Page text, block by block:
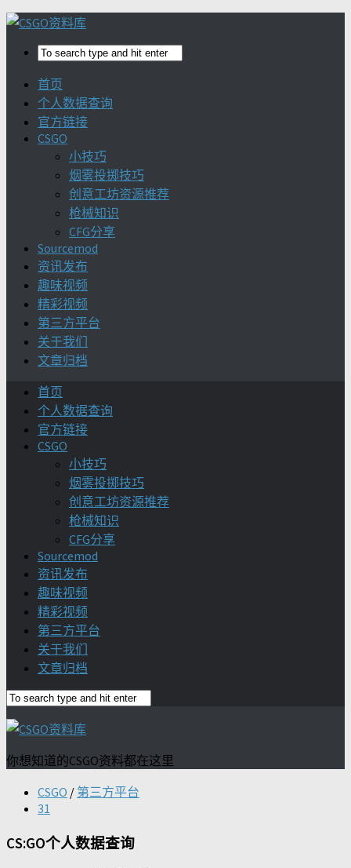
首页
个人数据查询
官方链接
CSGO
小技巧
烟雾投掷技巧
创意工坊资源推荐
枪械知识
CFG分享
Sourcemod
资讯发布
趣味视频
精彩视频
第三方平台
关于我们
文章归档
首页
个人数据查询
官方链接
CSGO
小技巧
烟雾投掷技巧
创意工坊资源推荐
枪械知识
CFG分享
Sourcemod
资讯发布
趣味视频
精彩视频
第三方平台
关于我们
文章归档
你想知道的CSGO资料都在这里
CSGO / 第三方平台
31
CS:GO个人数据查询